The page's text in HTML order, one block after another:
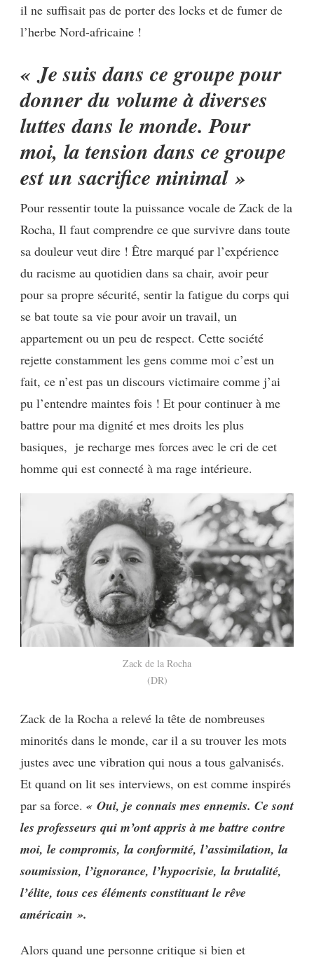
il ne suffisait pas de porter des locks et de fumer de
l’herbe Nord-africaine !
« Je suis dans ce groupe pour
donner du volume à diverses
luttes dans le monde. Pour
moi, la tension dans ce groupe
est un sacrifice minimal »
Pour ressentir toute la puissance vocale de Zack de la
Rocha, Il faut comprendre ce que survivre dans toute
sa douleur veut dire ! Être marqué par l’expérience
du racisme au quotidien dans sa chair, avoir peur
pour sa propre sécurité, sentir la fatigue du corps qui
se bat toute sa vie pour avoir un travail, un
appartement ou un peu de respect. Cette société
rejette constamment les gens comme moi c’est un
fait, ce n’est pas un discours victimaire comme j’ai
pu l’entendre maintes fois ! Et pour continuer à me
battre pour ma dignité et mes droits les plus
basiques, je recharge mes forces avec le cri de cet
homme qui est connecté à ma rage intérieure.
Zack de la Rocha
(DR)
Zack de la Rocha a relevé la tête de nombreuses
minorités dans le monde, car il a su trouver les mots
justes avec une vibration qui nous a tous galvanisés.
Et quand on lit ses interviews, on est comme inspirés
par sa force. « Oui, je connais mes ennemis. Ce sont
les professeurs qui m’ont appris à me battre contre
moi, le compromis, la conformité, l’assimilation, la
soumission, l’ignorance, l’hypocrisie, la brutalité,
l’élite, tous ces éléments constituant le rêve
américain ».
Alors quand une personne critique si bien et